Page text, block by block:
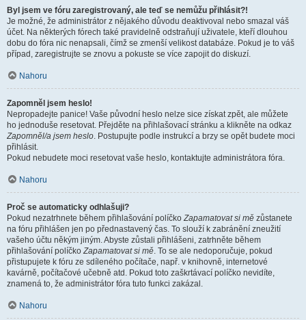
Byl jsem ve fóru zaregistrovaný, ale teď se nemůžu přihlásit?!
Je možné, že administrátor z nějakého důvodu deaktivoval nebo smazal váš
účet. Na některých fórech také pravidelně odstraňují uživatele, kteří dlouhou
dobu do fóra nic nenapsali, čímž se zmenší velikost databáze. Pokud je to váš
případ, zaregistrujte se znovu a pokuste se více zapojit do diskuzí.
Nahoru
Zapomněl jsem heslo!
Nepropadejte panice! Vaše původní heslo nelze sice získat zpět, ale můžete
ho jednoduše resetovat. Přejděte na přihlašovací stránku a klikněte na odkaz
Zapomněl/a jsem heslo. Postupujte podle instrukcí a brzy se opět budete moci
přihlásit.
Pokud nebudete moci resetovat vaše heslo, kontaktujte administrátora fóra.
Nahoru
Proč se automaticky odhlašuji?
Pokud nezatrhnete během přihlašování políčkoZapamatovat si mě zůstanete
na fóru přihlášen jen po přednastavený čas. To slouží k zabránění zneužití
vašeho účtu někým jiným. Abyste zůstali přihlášeni, zatrhněte během
přihlašování políčkoZapamatovat si mě. To se ale nedoporučuje, pokud
přistupujete k fóru ze sdíleného počítače, např. v knihovně, internetové
kavárně, počítačové učebně atd. Pokud toto zaškrtávací políčko nevidíte,
znamená to, že administrátor fóra tuto funkci zakázal.
Nahoru